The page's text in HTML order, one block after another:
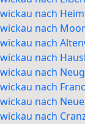
nach
nach
nach
nach
nach
nach
nach
nach